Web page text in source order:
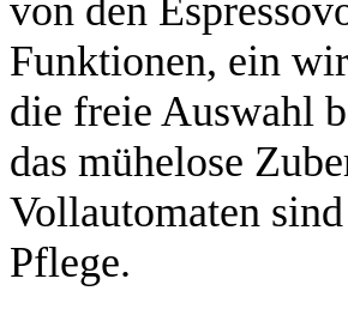
von den
Funktionen, ein
die freie Auswahl
das mühelose
Vollautomaten
Pflege.